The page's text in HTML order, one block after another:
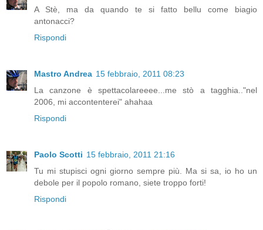
A Stè, ma da quando te si fatto bellu come biagio
antonacci?
Rispondi
Mastro Andrea 15 febbraio, 2011 08:23
La canzone è spettacolareeee...me stò a tagghia.."nel
2006, mi accontenterei" ahahaa
Rispondi
Paolo Scotti 15 febbraio, 2011 21:16
Tu mi stupisci ogni giorno sempre più. Ma si sa, io ho un
debole per il popolo romano, siete troppo forti!
Rispondi